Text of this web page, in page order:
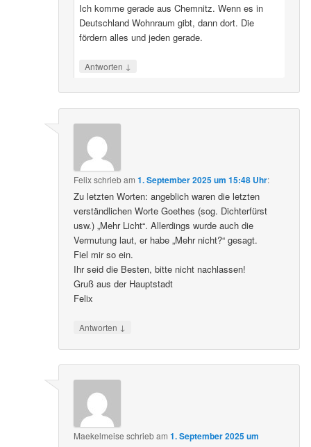
Ich komme gerade aus Chemnitz. Wenn es in
Deutschland Wohnraum gibt, dann dort. Die
fördern alles und jeden gerade.
Antworten ↓
Felixschriebam1. September 2025 um 15:48 Uhr:
Zu letzten Worten: angeblich waren die letzten
verständlichen Worte Goethes (sog. Dichterfürst
usw.) „Mehr Licht“. Allerdings wurde auch die
Vermutung laut, er habe „Mehr nicht?“ gesagt.
Fiel mir so ein.
Ihr seid die Besten, bitte nicht nachlassen!
Gruß aus der Hauptstadt
Felix
Antworten ↓
Maekelmeise schriebam1. September 2025 um